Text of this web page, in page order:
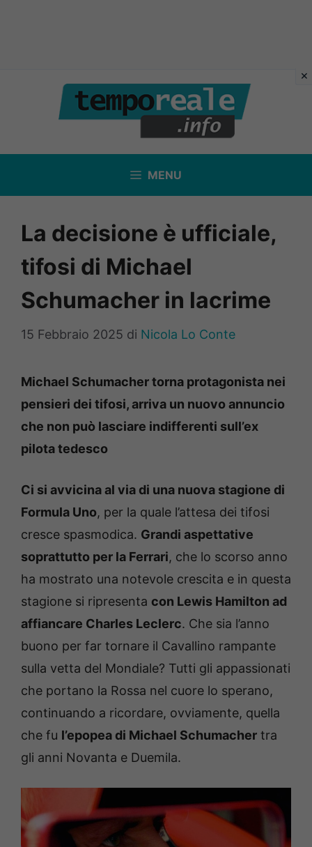
contenuto
MENU
La decisione è ufficiale,
tifosi di Michael
Schumacher in lacrime
15 Febbraio 2025 di Nicola Lo Conte
Michael Schumacher torna protagonista nei
pensieri dei tifosi, arriva un nuovo annuncio
che non può lasciare indifferenti sull’ex
pilota tedesco
Ci si avvicina al via di una nuova stagione di
Formula Uno, per la quale l’attesa dei tifosi
cresce spasmodica. Grandi aspettative
soprattutto per la Ferrari, che lo scorso anno
ha mostrato una notevole crescita e in questa
stagione si ripresenta con Lewis Hamilton ad
affiancare Charles Leclerc. Che sia l’anno
buono per far tornare il Cavallino rampante
sulla vetta del Mondiale? Tutti gli appassionati
che portano la Rossa nel cuore lo sperano,
continuando a ricordare, ovviamente, quella
che fu l’epopea di Michael Schumacher tra
gli anni Novanta e Duemila.